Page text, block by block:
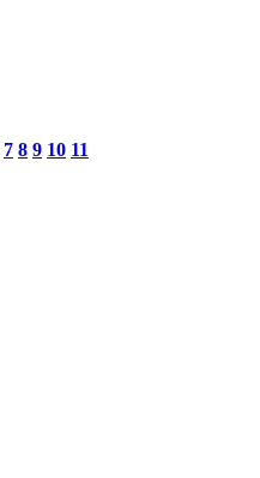
7 8 9 10 11